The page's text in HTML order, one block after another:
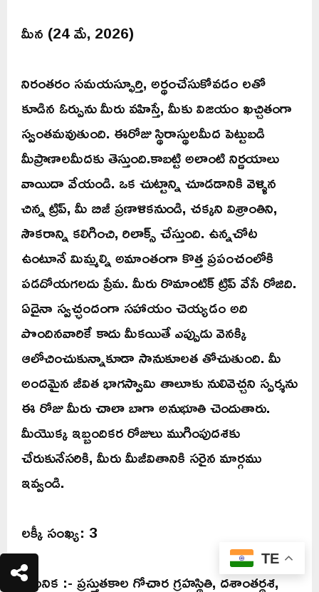
మీన (24 మే, 2026)
నిరంతరం సమయస్ఫూర్తి, అర్థంచేసుకోవడం లతో
కూడిన ఓర్పును మీరు వహిస్తే, మీకు విజయం ఖచ్చితంగా
స్వంతమవుతుంది. ఈరోజు స్థిరాస్థులమీద పెట్టుబడి
మీప్రాణాలమీదకు తెస్తుంది.కాబట్టి అలాంటి నిర్ణయాలు
వాయిదా వేయండి. ఒక చుట్టాన్ని చూడడానికి వెళ్ళిన
చిన్న ట్రిప్, మీ బిజీ ప్రణాళికనుండి, చక్కని విశ్రాంతిని,
సౌకరాన్ని కలిగించి, రిలాక్స్ చేస్తుంది. ఉన్నచోట
ఉంటూనే మిమ్మల్ని అమాంతంగా కొత్త ప్రపంచంలోకి
పడదోయగలదు ప్రేమ. మీరు రొమాంటిక్ ట్రిప్ వేసే రోజిది.
ఏదైనా స్వచ్ఛందంగా సహాయం చెయ్యడం అది
పొందినవారికే కాదు మీకయితే ఎప్పుడు వెనక్కి
ఆలోచించుకున్నాకూడా సానుకూలత తోచుతుంది. మీ
అందమైన జీవిత భాగస్వామి తాలూకు నులివెచ్చని స్పర్శను
ఈ రోజు మీరు చాలా బాగా అనుభూతి చెందుతారు.
మీయొక్క ఇబ్బందికర రోజులు ముగింపుదశకు
చేరుకునేసరికి, మీరు మీజీవితానికి సరైన మార్గము
ఇవ్వండి.
లక్కీ సంఖ్య: 3
గమనిక :- ప్రస్తుతకాల గోచార గ్రహస్థితి, దశాంతర్ధశ,
TE